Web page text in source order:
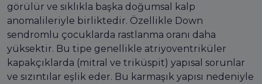
görülür ve sıklıkla başka doğumsal kalp
anomalileriyle birliktedir. Özellikle Down
sendromlu çocuklarda rastlanma oranı daha
yüksektir. Bu tipe genellikle atriyoventriküler
kapakçıklarda (mitral ve triküspit) yapısal sorunlar
ve sızıntılar eşlik eder. Bu karmaşık yapısı nedeniyle